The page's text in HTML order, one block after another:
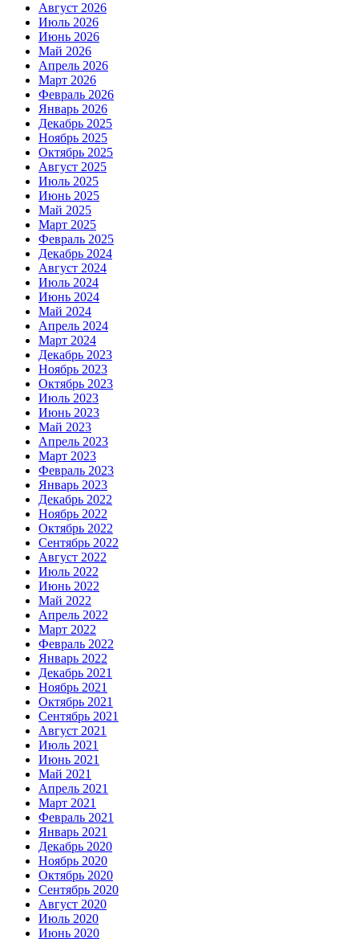
Август 2026
Июль 2026
Июнь 2026
Май 2026
Апрель 2026
Март 2026
Февраль 2026
Январь 2026
Декабрь 2025
Ноябрь 2025
Октябрь 2025
Август 2025
Июль 2025
Июнь 2025
Май 2025
Март 2025
Февраль 2025
Декабрь 2024
Август 2024
Июль 2024
Июнь 2024
Май 2024
Апрель 2024
Март 2024
Декабрь 2023
Ноябрь 2023
Октябрь 2023
Июль 2023
Июнь 2023
Май 2023
Апрель 2023
Март 2023
Февраль 2023
Январь 2023
Декабрь 2022
Ноябрь 2022
Октябрь 2022
Сентябрь 2022
Август 2022
Июль 2022
Июнь 2022
Май 2022
Апрель 2022
Март 2022
Февраль 2022
Январь 2022
Декабрь 2021
Ноябрь 2021
Октябрь 2021
Сентябрь 2021
Август 2021
Июль 2021
Июнь 2021
Май 2021
Апрель 2021
Март 2021
Февраль 2021
Январь 2021
Декабрь 2020
Ноябрь 2020
Октябрь 2020
Сентябрь 2020
Август 2020
Июль 2020
Июнь 2020